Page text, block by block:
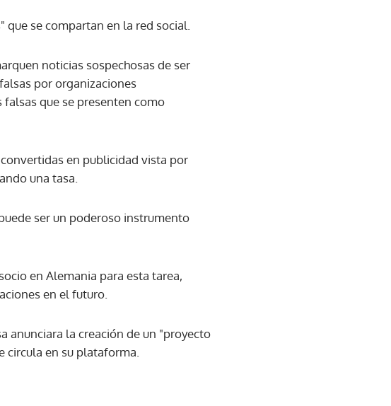
se compartan en la red social.
noticias sospechosas de ser
por organizaciones
que se presenten como
en publicidad vista por
una tasa.
ser un poderoso instrumento
en Alemania para esta tarea,
en el futuro.
anunciara la creación de un "proyecto
en su plataforma.